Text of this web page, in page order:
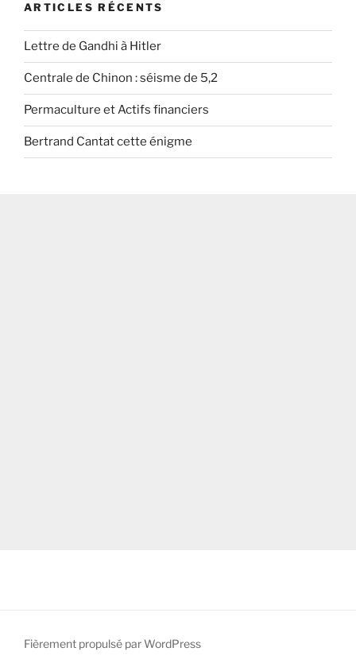
ARTICLES RÉCENTS
Lettre de Gandhi à Hitler
Centrale de Chinon : séisme de 5,2
Permaculture et Actifs financiers
Bertrand Cantat cette énigme
Fièrement propulsé par WordPress